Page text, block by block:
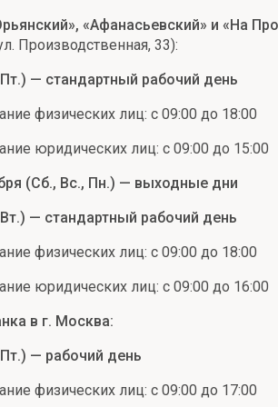
«Афанасьевский» и «На
Производственная, 33):
— стандартный рабочий день
физических лиц: с 09:00 до 18:00
юридических лиц: с 09:00 до 15:00
(Сб., Вс., Пн.) — выходные дни
— стандартный рабочий день
физических лиц: с 09:00 до 18:00
юридических лиц: с 09:00 до 16:00
в г. Москва:
— рабочий день
физических лиц: с 09:00 до 17:00